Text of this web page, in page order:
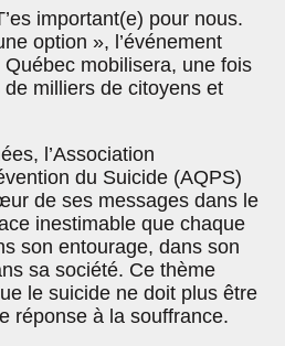
important(e) pour nous.
option », l’événement
mobilisera, une fois
milliers de citoyens et
l’Association
du Suicide (AQPS)
de ses messages dans le
inestimable que chaque
son entourage, dans son
sa société. Ce thème
le suicide ne doit plus être
réponse à la souffrance.